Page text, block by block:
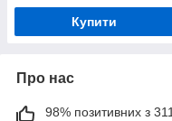
Купити
Про нас
98% позитивних з 311